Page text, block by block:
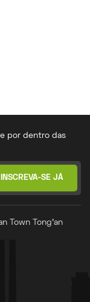
por dentro das
Town Tong'an